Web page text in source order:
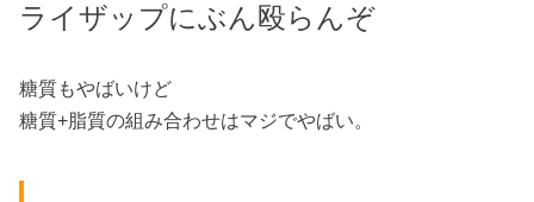
ライザップにぶん殴らんぞ
糖質もやばいけど
糖質+脂質の組み合わせはマジでやばい。